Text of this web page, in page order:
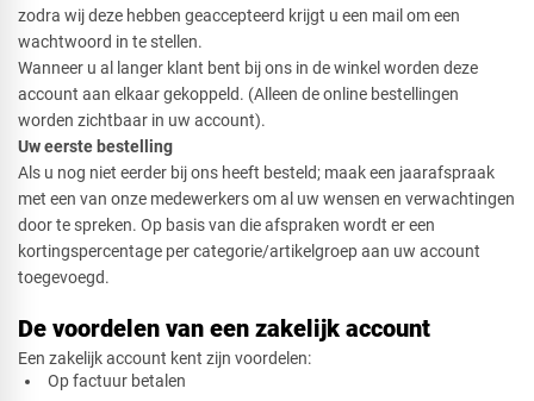
zodra wij deze hebben geaccepteerd krijgt u een mail om een
wachtwoord in te stellen.
​Wanneer u al langer klant bent bij ons in de winkel worden deze
account aan elkaar gekoppeld. (Alleen de online bestellingen
worden zichtbaar in uw account).
Uw eerste bestelling
​Als u nog niet eerder bij ons heeft besteld; maak een jaarafspraak
met een van onze medewerkers om al uw wensen en verwachtingen
door te spreken. Op basis van die afspraken wordt er een
kortingspercentage per categorie/artikelgroep aan uw account
toegevoegd.
De voordelen van een zakelijk account
Een zakelijk account kent zijn voordelen:​
Op factuur betalen